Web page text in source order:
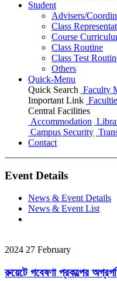
Student
Advisers/
Class
Course
Class Routine
Class Test
Others
Quick-Menu
Quick Search Faculty
Important Link
Central Facilities
Accommodation
Campus Security
Contact
Event Details
News & Event Details
News & Event List
2024 27 February
রুয়েটে গবেষণা প্রকল্পের